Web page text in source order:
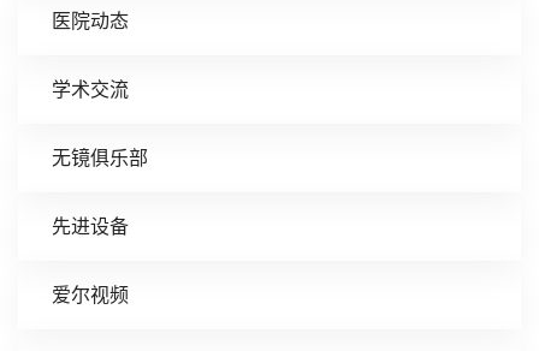
医院动态
学术交流
无镜俱乐部
先进设备
爱尔视频